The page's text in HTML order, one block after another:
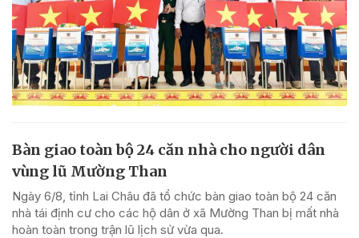
Bàn giao toàn bộ 24 căn nhà cho người dân
vùng lũ Mường Than
Ngày 6/8, tỉnh Lai Châu đã tổ chức bàn giao toàn bộ 24 căn
nhà tái định cư cho các hộ dân ở xã Mường Than bị mất nhà
hoàn toàn trong trận lũ lịch sử vừa qua.